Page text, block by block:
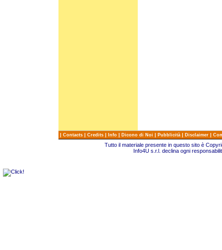
| Contacts | Credits | Info | Dicono di Noi | Pubblicità | Disclaimer |
Tutto il materiale presente in questo sito è
Info4U s.r.l. declina ogni